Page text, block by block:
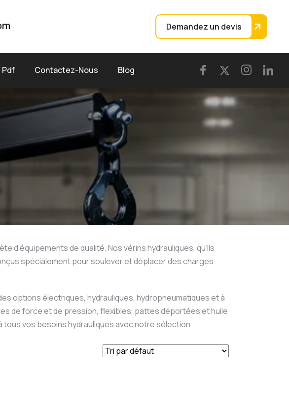
Demandez un devis
Pdf Contactez-Nous Blog
d’équipements de qualité. Nos vérins hydrauliques, qu’ils
spécialement pour soulever et déplacer des charges
options électriques, hydrauliques, hydropneumatiques et à
de force et de pression, flexibles, pattes déportées et huile
vos besoins hydrauliques avec notre sélection